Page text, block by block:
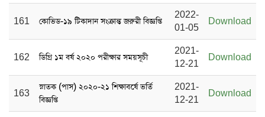
161 কোভিড-১৯ টিকাদান সংক্রান্ত জরুরী বিজ্ঞপ্তি
2022-
01-05
Download
162 ডিগ্রি ১ম বর্ষ ২০২০ পরীক্ষার সময়সূচী
2021-
12-21
Download
163
স্নাতক (পাস) ২০২০-২১ শিক্ষাবর্ষে ভর্তি
বিজ্ঞপ্তি
2021-
12-21
Download